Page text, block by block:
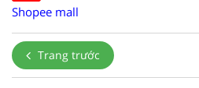
Shopee mall
Trang trước